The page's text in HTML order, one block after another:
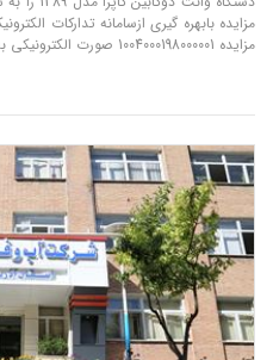
مزایده 1004000198000001 صورت الکترونیکی به فروش برساند .